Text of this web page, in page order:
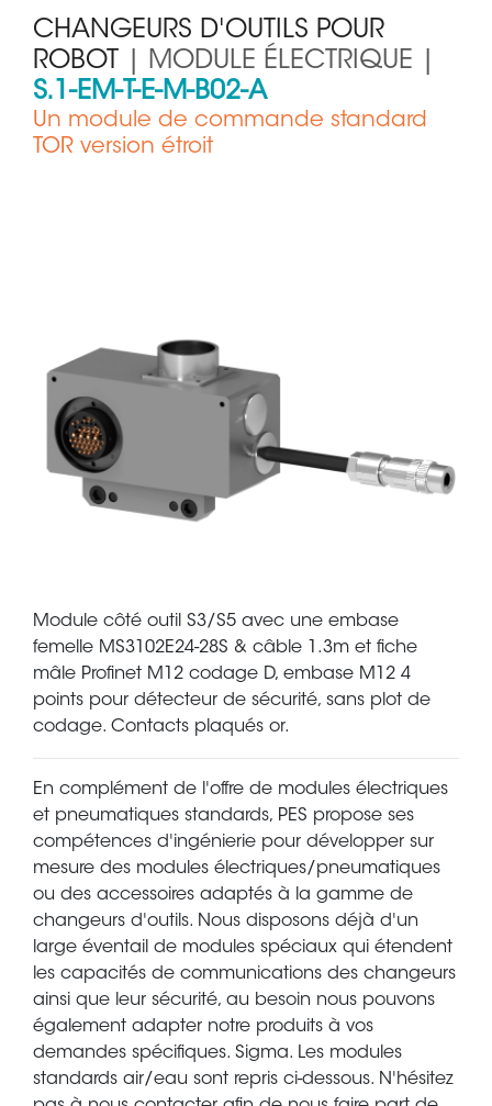
CHANGEURS D'OUTILS POUR
ROBOT
| MODULE ÉLECTRIQUE |
S.1-EM-T-E-M-B02-A
Un module de commande standard
TOR version étroit
Module côté outil S3/S5 avec une embase
femelle MS3102E24-28S & câble 1.3m et fiche
mâle Profinet M12 codage D, embase M12 4
points pour détecteur de sécurité, sans plot de
codage. Contacts plaqués or.
En complément de l'offre de modules électriques
et pneumatiques standards, PES propose ses
compétences d'ingénierie pour développer sur
mesure des modules électriques/pneumatiques
ou des accessoires adaptés à la gamme de
changeurs d'outils. Nous disposons déjà d'un
large éventail de modules spéciaux qui étendent
les capacités de communications des changeurs
ainsi que leur sécurité, au besoin nous pouvons
également adapter notre produits à vos
demandes spécifiques. Sigma. Les modules
standards air/eau sont repris ci-dessous. N'hésitez